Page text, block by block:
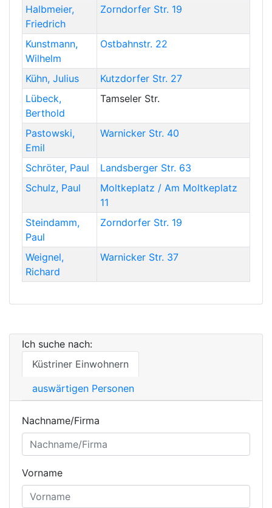
Halbmeier,
Friedrich
Zorndorfer Str. 19
Kunstmann,
Wilhelm
Ostbahnstr. 22
Kühn, Julius
Kutzdorfer Str. 27
Lübeck,
Berthold
Tamseler Str.
Pastowski,
Emil
Warnicker Str. 40
Schröter, Paul
Landsberger Str. 63
Schulz, Paul
Moltkeplatz / Am Moltkeplatz
11
Steindamm,
Paul
Zorndorfer Str. 19
Weignel,
Richard
Warnicker Str. 37
Ich suche nach:
Küstriner Einwohnern
auswärtigen Personen
Nachname/Firma
Vorname